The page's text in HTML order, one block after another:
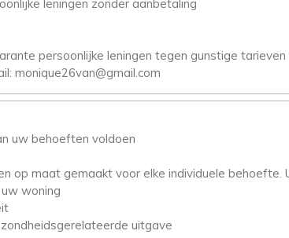
leningen zonder aanbetaling
persoonlijke leningen tegen gunstige
monique26van@gmail.com
uw behoeften voldoen
op maat gemaakt voor elke individuele behoefte.
woning
uitgave